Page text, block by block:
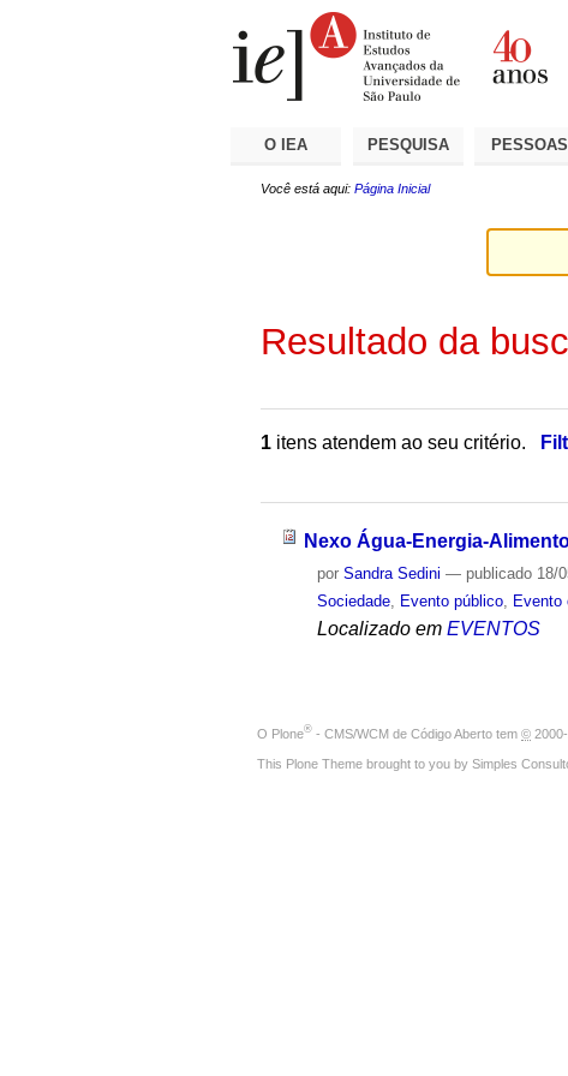
O IEA PESQUISA PESSOAS
Você está aqui: Página Inicial
Resultado da
1 itens atendem ao seu critério.
Nexo Água-Energia-
porSandra Sedini — publicado 18/
Sociedade
Evento público Evento
Localizado em EVENTOS
O Plone® - CMS/WCM de Código Aberto tem ©
This Plone Theme brought to you by Simples